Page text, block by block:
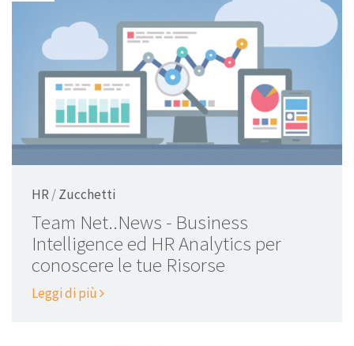
HR/Zucchetti
Team Net..News - Business
Intelligence ed HR Analytics per
conoscere le tue Risorse
Leggi di più